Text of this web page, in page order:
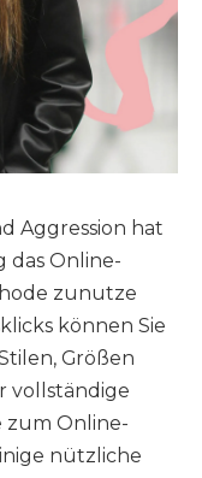
Aggression hat
das Online-
zunutze
können Sie
Größen
vollständige
zum Online-
nützliche